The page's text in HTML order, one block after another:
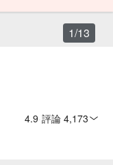
4.9 評論 4,173
1/13